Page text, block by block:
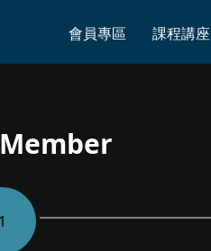
會員專區 課程講座
1